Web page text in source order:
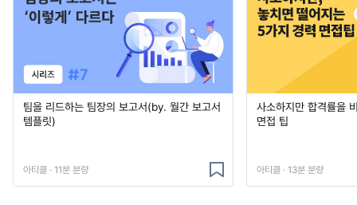
팀을 리드하는 팀장의 보고서(by. 월간 보고서
템플릿)
아티클 · 11분 분량
사소하지만 합격률을
면접 팁
아티클 · 13분 분량